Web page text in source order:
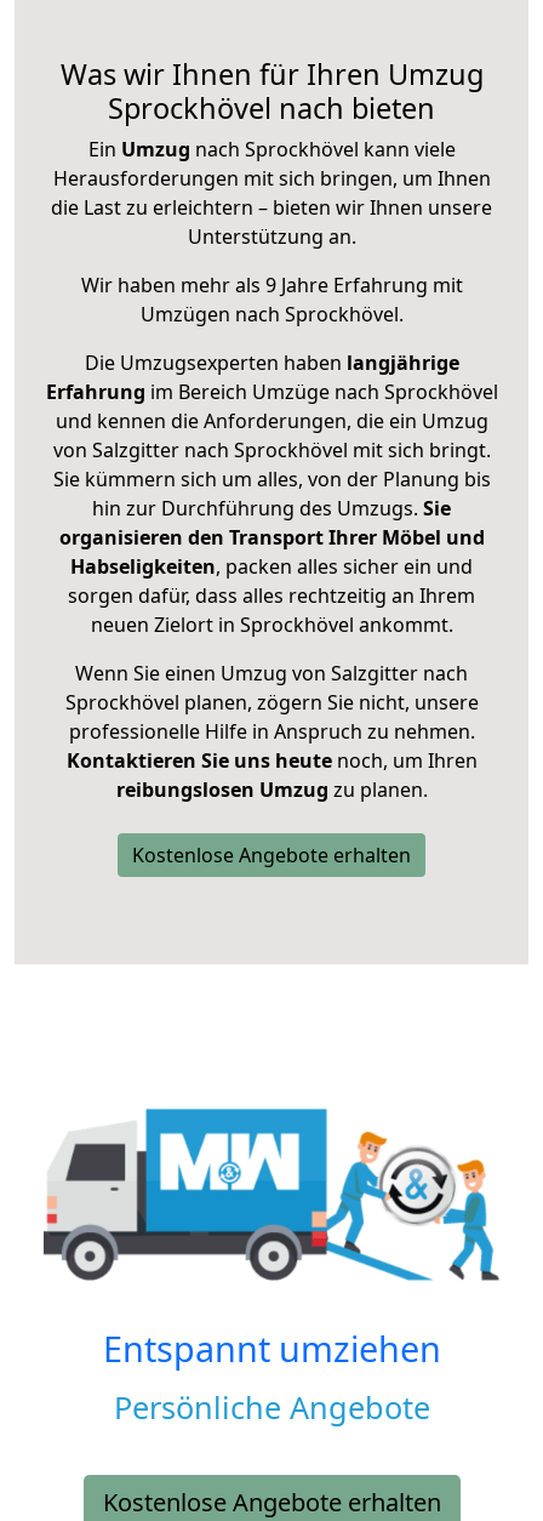
Was wir Ihnen für Ihren Umzug
Sprockhövel nach bieten
Ein Umzug nach Sprockhövel kann viele
Herausforderungen mit sich bringen, um Ihnen
die Last zu erleichtern – bieten wir Ihnen unsere
Unterstützung an.
Wir haben mehr als 9 Jahre Erfahrung mit
Umzügen nach Sprockhövel.
Die Umzugsexperten haben langjährige
Erfahrung im Bereich Umzüge nach Sprockhövel
und kennen die Anforderungen, die ein Umzug
von Salzgitter nach Sprockhövel mit sich bringt.
Sie kümmern sich um alles, von der Planung bis
hin zur Durchführung des Umzugs. Sie
organisieren den Transport Ihrer Möbel und
Habseligkeiten, packen alles sicher ein und
sorgen dafür, dass alles rechtzeitig an Ihrem
neuen Zielort in Sprockhövel ankommt.
Wenn Sie einen Umzug von Salzgitter nach
Sprockhövel planen, zögern Sie nicht, unsere
professionelle Hilfe in Anspruch zu nehmen.
Kontaktieren Sie uns heutenoch, um Ihren
reibungslosen Umzug zu planen.
Kostenlose Angebote erhalten
Entspannt umziehen
Persönliche Angebote
Kostenlose Angebote erhalten